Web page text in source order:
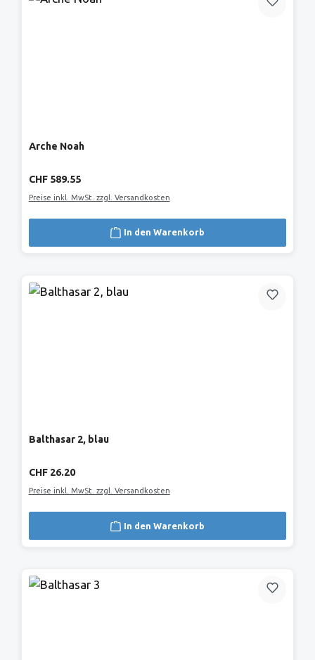
Arche Noah
Regulärer Preis:
CHF 589.55
Preise inkl. MwSt. zzgl. Versandkosten
In den Warenkorb
Balthasar 2, blau
Regulärer Preis:
CHF 26.20
Preise inkl. MwSt. zzgl. Versandkosten
In den Warenkorb